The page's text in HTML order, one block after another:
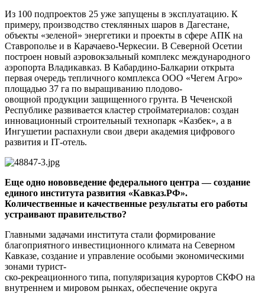
Из 100 подпроектов 25 уже запущены в эксплуатацию. К
примеру, производство стеклянных шаров в Дагестане,
объекты «зеленой» энергетики и проекты в сфере АПК на
Ставрополье и в Карачаево-Черкесии. В Северной Осетии
построен новый аэровокзальный комплекс международного
аэропорта Владикавказ. В Кабардино-Балкарии открыта
первая очередь тепличного комплекса ООО «Чегем Агро»
площадью 37 га по выращиванию плодово-
овощной продукции защищенного грунта. В Чеченской
Республике развивается кластер стройматериалов: создан
инновационный строительный технопарк «Казбек», а в
Ингушетии распахнули свои двери академия цифрового
развития и IТ-отель.
Еще одно нововведение федерального центра — создание
единого института развития «Кавказ.РФ».
Количественные и качественные результаты его работы
устраивают правительство?
Главными задачами института стали формирование
благоприятного инвестиционного климата на Северном
Кавказе, создание и управление особыми экономическими
зонами турист-
ско-рекреационного типа, популяризация курортов СКФО на
внутреннем и мировом рынках, обеспечение округа